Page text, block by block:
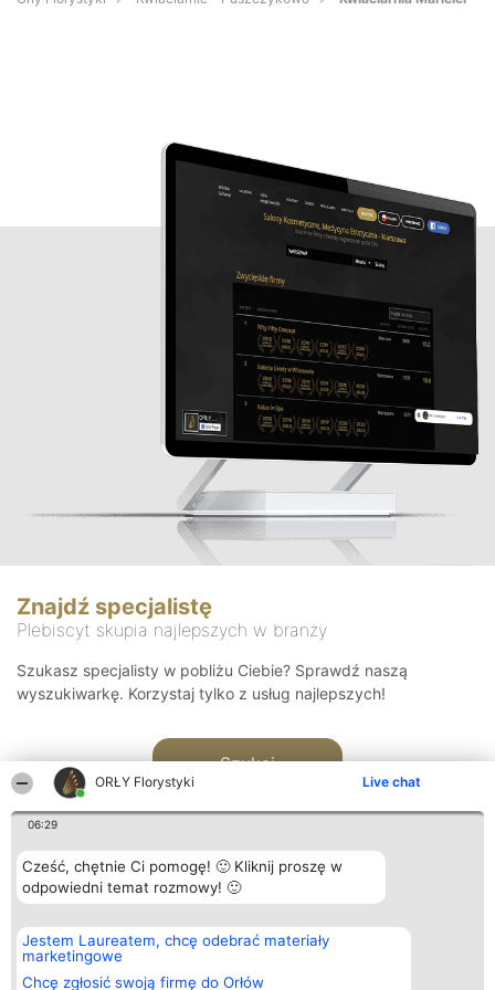
ORŁY Florystyki Live chat
06:29
Cześć, chętnie Ci pomogę! 🙂 Kliknij proszę w
odpowiedni temat rozmowy! 🙂
Jestem Laureatem, chcę odebrać materiały
marketingowe
Chcę zgłosić swoją firmę do Orłów
Znajdź specjalistę
Plebiscyt skupia najlepszych w branży
Szukasz specjalisty w pobliżu Ciebie? Sprawdź naszą
wyszukiwarkę. Korzystaj tylko z usług najlepszych!
Szukaj
Organizator plebiscytu
Bright Side Solutions sp. z o.
o. sp. k.
ul. Ruska 22
Plebiscyt
Laureaci
wszystkich
Kontakt
Kontakt